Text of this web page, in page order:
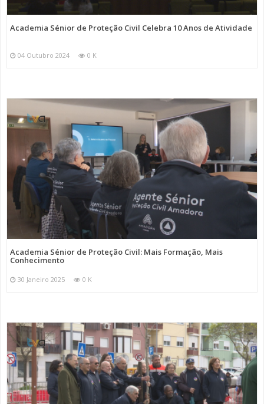
Academia Sénior de Proteção Civil Celebra 10 Anos de Atividade
04 Outubro 2024 0 K
Academia Sénior de Proteção Civil: Mais Formação, Mais
Conhecimento
30 Janeiro 2025 0 K